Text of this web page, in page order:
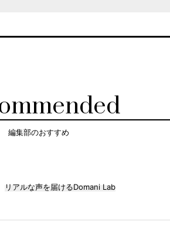
編集部のおすすめ
リアルな声を届けるDomani Lab